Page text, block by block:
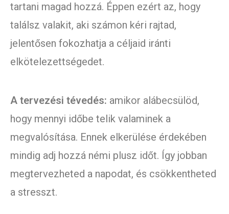
tartani magad hozzá. Éppen ezért az, hogy
találsz valakit, aki számon kéri rajtad,
jelentősen fokozhatja a céljaid iránti
elkötelezettségedet.
A tervezési tévedés: amikor alábecsülöd,
hogy mennyi időbe telik valaminek a
megvalósítása. Ennek elkerülése érdekében
mindig adj hozzá némi plusz időt. Így jobban
megtervezheted a napodat, és csökkentheted
a stresszt.